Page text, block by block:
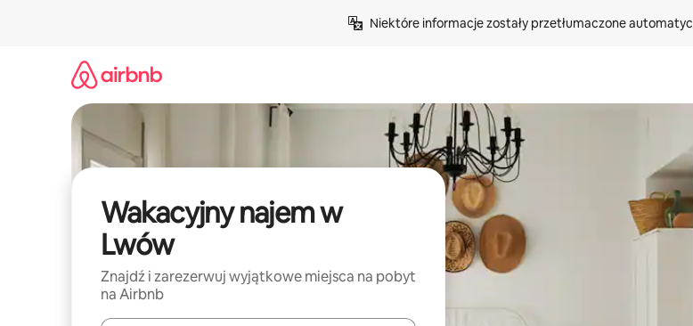
Niektóre informacje zostały przetłumaczone
Wakacyjny najem w
Lwów
Znajdź i zarezerwuj wyjątkowe miejsca na pobyt
na Airbnb